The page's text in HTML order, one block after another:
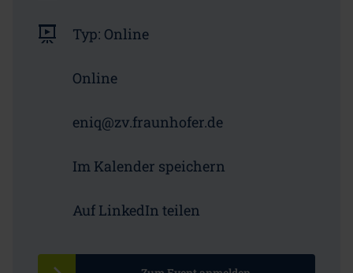
Typ: Online
Online
eniq@zv.fraunhofer.de
Im Kalender speichern
Auf LinkedIn teilen